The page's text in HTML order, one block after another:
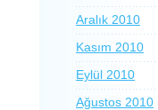
Aralık 2010
Kasım 2010
Eylül 2010
Ağustos 2010